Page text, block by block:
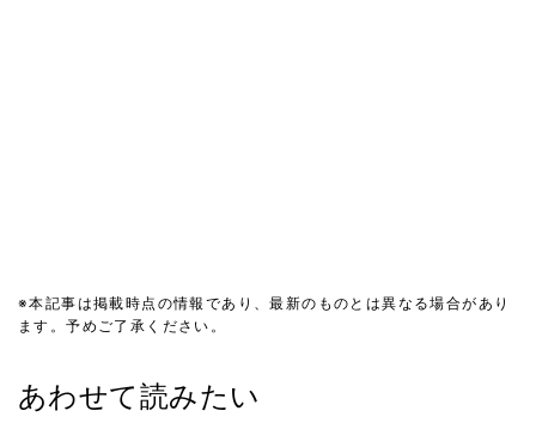
※本記事は掲載時点の情報であり、最新のものとは異なる場合があり
ます。予めご了承ください。
あわせて読みたい